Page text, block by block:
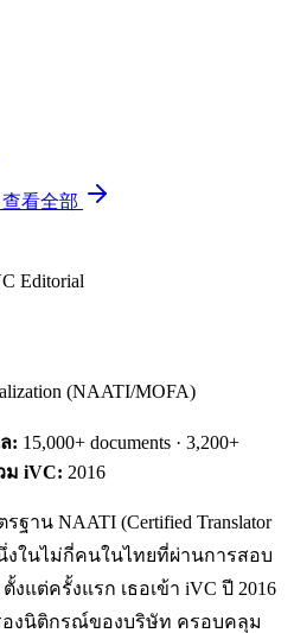
查看全部
Editorial
(NAATI/MOFA)
: 15,000+ documents · 3,200+
ม iVC: 2016
าน NAATI (Certified Translator
ในไม่กี่คนในไทยที่ผ่านการสอบ
งแต่ครั้งแรก เธอเข้า iVC ปี 2016
งนิติกรณ์ของบริษัท ครอบคลุม